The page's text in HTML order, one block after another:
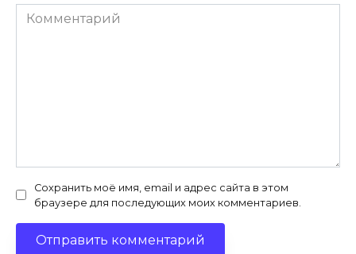
Комментарий
Сохранить моё имя, email и адрес сайта в этом
браузере для последующих моих комментариев.